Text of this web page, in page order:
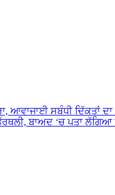
ਆਵਾਜਾਈ ਸਬੰਧੀ ਦਿੱਕਤਾਂ
ਬਾਅਦ ‘ਚ ਪਤਾ ਲੱਗਿਆ